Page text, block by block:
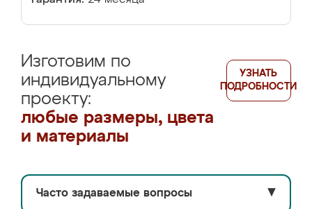
Изготовим по
индивидуальному
проекту:
любые размеры, цвета
и материалы
УЗНАТЬ
ПОДРОБНОСТИ
Часто задаваемые вопросы ▼